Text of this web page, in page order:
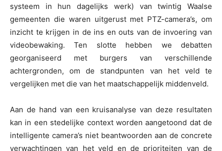
systeem in hun dagelijks werk) van twintig Waalse
gemeenten die waren uitgerust met PTZ-camera’s, om
inzicht te krijgen in de ins en outs van de invoering van
videobewaking. Ten slotte hebben we debatten
georganiseerd met burgers van verschillende
achtergronden, om de standpunten van het veld te
vergelijken met die van het maatschappelijk middenveld.
Aan de hand van een kruisanalyse van deze resultaten
kan in een stedelijke context worden aangetoond dat de
intelligente camera’s niet beantwoorden aan de concrete
verwachtingen van het veld en de prioriteiten van de